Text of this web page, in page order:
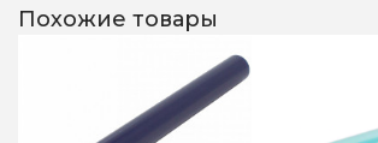
Похожие товары